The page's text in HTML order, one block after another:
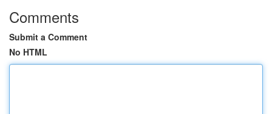
Comments
Submit a Comment
No HTML